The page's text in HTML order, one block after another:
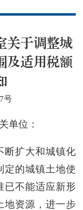
关于调整城
及适用税额
号
单位：
扩大和城镇化
定的城镇土地使
已不能适应新形
地资源，进一步